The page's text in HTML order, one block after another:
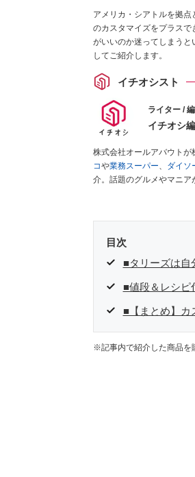
アメリカ・シアトルを拠
のカスタマイズをプラス
がいいのか迷ってしまう
してご紹介します。
イチオシスト
ライター /
イチオシ
株式会社オールアバウトが
コや業務スーパー、 ダイソ
介。話題のグルメやマニ
目次
■タリーズは自
■値段＆レシピ
■【まとめ】カ
※記事内で紹介した商品を